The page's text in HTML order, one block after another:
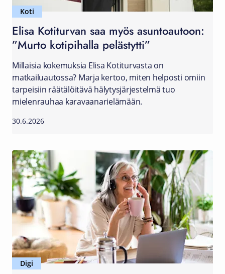
Koti
Elisa Kotiturvan saa myös asuntoautoon:
”Murto kotipihalla pelästytti”
Millaisia kokemuksia Elisa Kotiturvasta on
matkailuautossa? Marja kertoo, miten helposti omiin
tarpeisiin räätälöitävä hälytysjärjestelmä tuo
mielenrauhaa karavaanarielämään.
30.6.2026
Digi